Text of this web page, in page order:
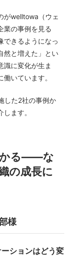
がwelltowa（ウェ
業の事例を見る
できるようになっ
然と増えた」とい
識に変化が生ま
いています。
した2社の事例か
ます。
かる——な
の成長に
様
ションはどう変